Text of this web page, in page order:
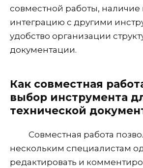
совместной работы,
интеграцию с другими
удобство организации
документации.
Как совместная
выбор инструмента
технической
Совместная работа
нескольким специалистам
редактировать и